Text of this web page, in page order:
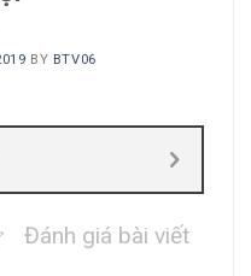
BY BTV06
Đánh giá bài viết